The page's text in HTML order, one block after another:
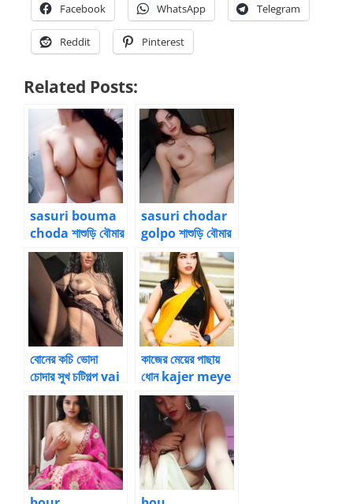
Facebook WhatsApp Telegram
Reddit Pinterest
Related Posts:
sasuri bouma
choda শাশুড়ি বৌমার
চোদার গল্প ২
sasuri chodar
golpo শাশুড়ি বৌমার
চোদার গল্প ১
বোনের কচি ভোদা
চোদার সুখ চটিগল্প vai
bon
chotiegolpo
কাজের মেয়ের পাছায়
ধোন kajer meye
choda golpo